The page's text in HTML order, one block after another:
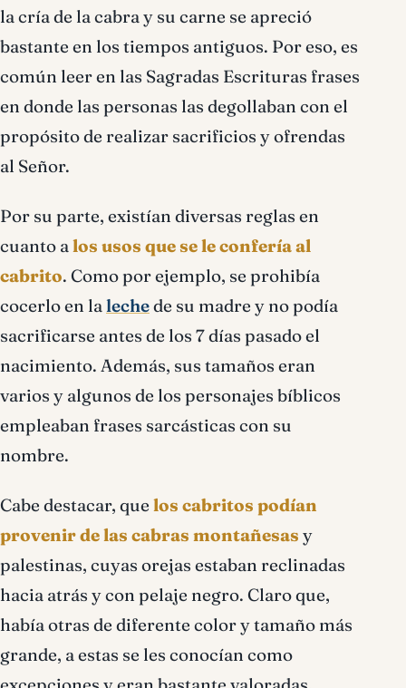
la cría de la cabra y su carne se apreció
bastante en los tiempos antiguos. Por eso, es
común leer en las Sagradas Escrituras frases
en donde las personas las degollaban con el
propósito de realizar sacrificios y ofrendas
al Señor.
Por su parte, existían diversas reglas en
cuanto alos usos que se le confería al
cabrito. Como por ejemplo, se prohibía
cocerlo en lalechede su madre y no podía
sacrificarse antes de los 7 días pasado el
nacimiento. Además, sus tamaños eran
varios y algunos de los personajes bíblicos
empleaban frases sarcásticas con su
nombre.
Cabe destacar, que los cabritos podían
provenir de las cabras montañesas y
palestinas, cuyas orejas estaban reclinadas
hacia atrás y con pelaje negro. Claro que,
había otras de diferente color y tamaño más
grande, a estas se les conocían como